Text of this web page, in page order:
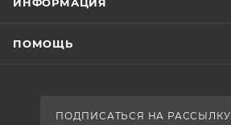
ИНФОРМАЦИЯ
ПОМОЩЬ
ПОДПИСАТЬСЯ НА РАССЫЛКУ